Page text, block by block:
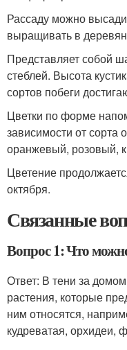
Рассаду можно
выращивать в
Представляет собой
стеблей. Высота
сортов побеги
Цветки по форме
зависимости от сорта
оранжевый, розовый,
Цветение
октября.
Связанные
Вопрос 1: Что
Ответ: В тени за
растения, которые
ним относятся,
кудреватая, орхидеи,